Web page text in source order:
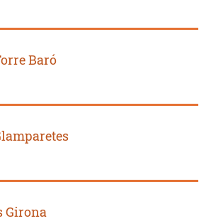
Baró
Girona